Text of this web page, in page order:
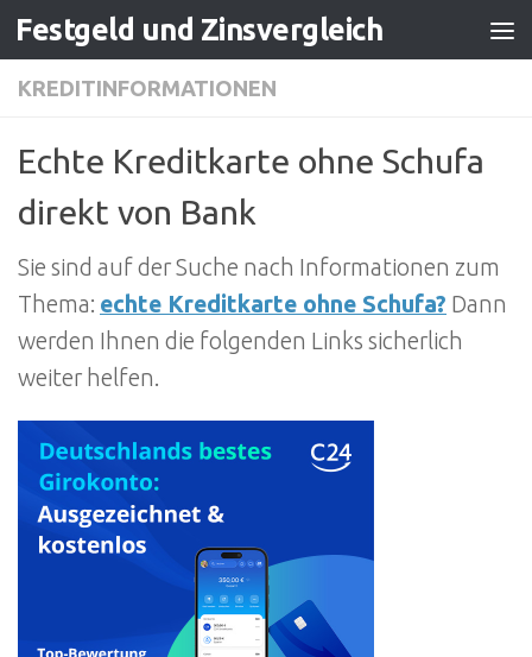
Zum Inhalt springen
Festgeld und Zinsvergleich
KREDITINFORMATIONEN
Echte Kreditkarte ohne Schufa
direkt von Bank
Sie sind auf der Suche nach Informationen zum
Thema: echte Kreditkarte ohne Schufa? Dann
werden Ihnen die folgenden Links sicherlich
weiter helfen.